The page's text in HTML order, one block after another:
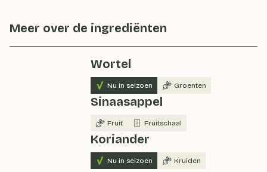
Meer over de ingrediënten
Wortel
Nu in seizoen Groenten
Sinaasappel
Fruit Fruitschaal
Koriander
Nu in seizoen Kruiden